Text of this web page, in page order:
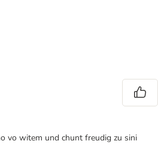
vo witem und chunt freudig zu sini